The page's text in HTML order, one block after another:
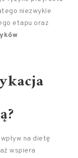
niezwykle
etapu oraz
na dietę
wspiera